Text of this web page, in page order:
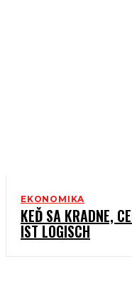
EKONOMIKA
KEĎ SA KRADNE,
IST LOGISCH